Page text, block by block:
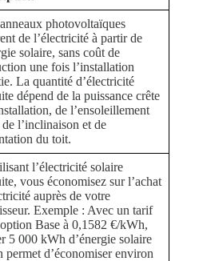
photovoltaïques
de l’électricité à partir de
solaire, sans coût de
une fois l’installation
La quantité d’électricité
dépend de la puissance crête
de l’ensoleillement
l’inclinaison et de
du toit.
l’électricité solaire
vous économisez sur l’achat
auprès de votre
Exemple : Avec un tarif
Base à 0,1582 €/kWh,
5 000 kWh d’énergie solaire
permet d’économiser environ